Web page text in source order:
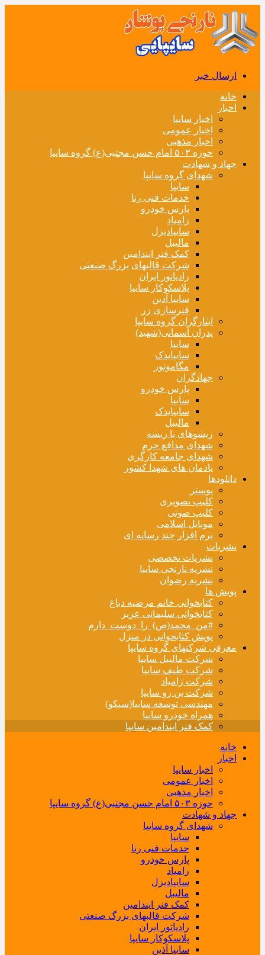
ارسال خبر
خانه
اخبار
اخبار سایپا
اخبار عمومی
اخبار مذهبی
حوزه ۵۰۳ امام حسن مجتبی(ع) گروه سایپا
جهاد و شهادت
شهدای گروه سایپا
سایپا
خدمات فنی رنا
پارس خودرو
زامیاد
سایپادیزل
مالیبل
کمک فنر ایندامین
شرکت قالبهای بزرگ صنعتی
رادیاتور ایران
پلاسکوکار سایپا
سایپا آذین
فنرسازی زر
ایثارگران گروه سایپا
پدران آسمانی(شهید)
سایپا
سایپایدک
مگاموتور
جهادگران
پارس خودرو
سایپا
سایپایدک
مالیبل
ریشوهای با ریشه
شهدای مدافع حرم
شهدای جامعه کارگری
یادمان های شهدا کشور
دانلودها
پوستر
کلیپ تصویری
کلیپ صوتی
موبایل اسلامی
نرم افزار چند رسانه ای
نشریات
نشریات تخصصی
نشریه نارنجی سایپا
نشریه رضوان
پویش ها
کتابخوانی خانم مرضیه دباغ
کتابخوانی سلیمانی عزیز
#من_محمد(ص)_را_دوست_دارم
پویش کتابخوانی در منزل
معرفی شرکتهای گروه سایپا
شرکت مالیبل سایپا
شرکت طیف سایپا
شرکت زامیاد
شرکت بن رو سایپا
مهندسی توسعه سایپا(سیکو)
همراه خودرو سایپا
کمک فنر ایندامین سایپا
خانه
اخبار
اخبار سایپا
اخبار عمومی
اخبار مذهبی
حوزه ۵۰۳ امام حسن مجتبی(ع) گروه سایپا
جهاد و شهادت
شهدای گروه سایپا
سایپا
خدمات فنی رنا
پارس خودرو
زامیاد
سایپادیزل
مالیبل
کمک فنر ایندامین
شرکت قالبهای بزرگ صنعتی
رادیاتور ایران
پلاسکوکار سایپا
سایپا آذین